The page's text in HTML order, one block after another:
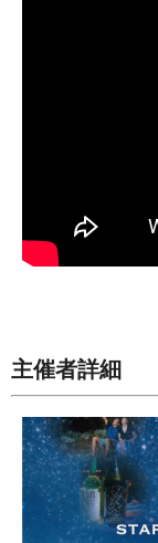
主催者詳細